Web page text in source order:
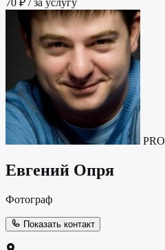
70 ₽ / за услугу
PRO
Евгений Опря
Фотограф
Показать контакт